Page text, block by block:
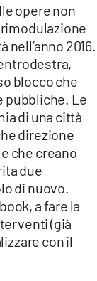
opere non
2016.
blocco che
pubbliche. Le
di una città
direzione
che creano
due
di nuovo.
a fare la
(già
con il